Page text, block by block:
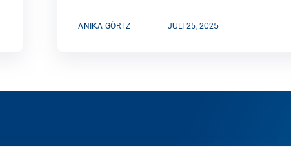
ANIKA GÖRTZ JULI 25, 2025